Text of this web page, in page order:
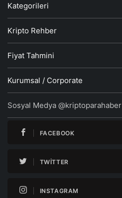
Kategorileri
Kripto Rehber
Fiyat Tahmini
Kurumsal / Corporate
Sosyal Medya @kriptoparahaber
FACEBOOK
TWITTER
INSTAGRAM